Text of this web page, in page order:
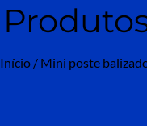
Início/ Mini poste